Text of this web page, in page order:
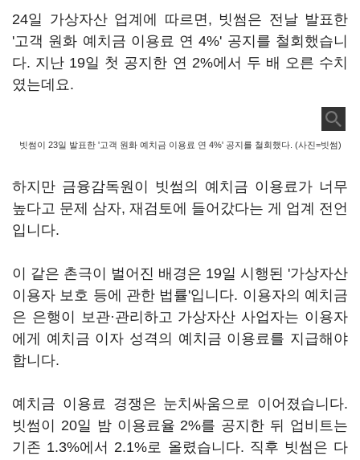
24일 가상자산 업계에 따르면, 빗썸은 전날 발표한
'고객 원화 예치금 이용료 연 4%' 공지를 철회했습니
다. 지난 19일 첫 공지한 연 2%에서 두 배 오른 수치
였는데요.
빗썸이 23일 발표한 '고객 원화 예치금 이용료 연 4%' 공지를 철회했다. (사진=빗썸)
하지만 금융감독원이 빗썸의 예치금 이용료가 너무
높다고 문제 삼자, 재검토에 들어갔다는 게 업계 전언
입니다.
이 같은 촌극이 벌어진 배경은 19일 시행된 '가상자산
이용자 보호 등에 관한 법률'입니다. 이용자의 예치금
은 은행이 보관·관리하고 가상자산 사업자는 이용자
에게 예치금 이자 성격의 예치금 이용료를 지급해야
합니다.
예치금 이용료 경쟁은 눈치싸움으로 이어졌습니다.
빗썸이 20일 밤 이용료율 2%를 공지한 뒤 업비트는
기존 1.3%에서 2.1%로 올렸습니다. 직후 빗썸은 다